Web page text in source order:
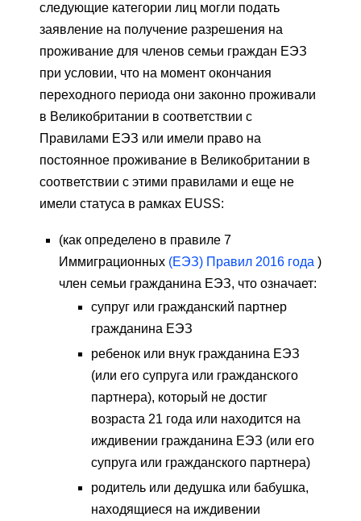
следующие категории лиц могли подать
заявление на получение разрешения на
проживание для членов семьи граждан ЕЭЗ
при условии, что на момент окончания
переходного периода они законно проживали
в Великобритании в соответствии с
Правилами ЕЭЗ или имели право на
постоянное проживание в Великобритании в
соответствии с этими правилами и еще не
имели статуса в рамках EUSS:
(как определено в правиле 7
Иммиграционных (ЕЭЗ) Правил 2016 года )
член семьи гражданина ЕЭЗ, что означает:
супруг или гражданский партнер
гражданина ЕЭЗ
ребенок или внук гражданина ЕЭЗ
(или его супруга или гражданского
партнера), который не достиг
возраста 21 года или находится на
иждивении гражданина ЕЭЗ (или его
супруга или гражданского партнера)
родитель или дедушка или бабушка,
находящиеся на иждивении